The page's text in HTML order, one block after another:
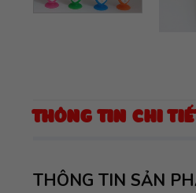
THÔNG TIN CHI
THÔNG TIN SẢN